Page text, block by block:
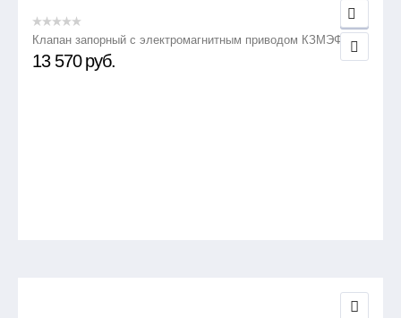
Клапан запорный с электромагнитным приводом КЗМЭФ
13 570 руб.